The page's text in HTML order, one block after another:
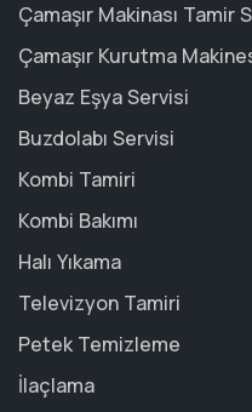
Çamaşır Makinası Tamir
Çamaşır Kurutma
Beyaz Eşya Servisi
Buzdolabı Servisi
Kombi Tamiri
Kombi Bakımı
Halı Yıkama
Televizyon Tamiri
Petek Temizleme
İlaçlama